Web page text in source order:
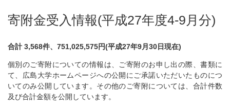
寄附金受入情報(平成27年度4-9月分)
合計 3,568件、751,025,575円(平成27年9月30日現在)
個別のご寄附についての情報は、ご寄附のお申し出の際、書類に
て、広島大学ホームページへの公開にご承諾いただいたものにつ
いてのみ公開しています。その他のご寄附については、合計件数
及び合計金額を公開しています。